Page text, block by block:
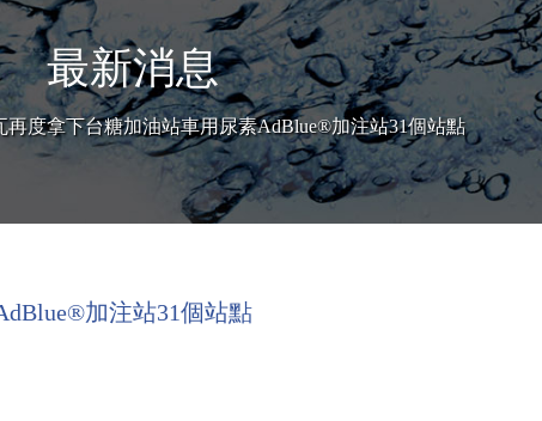
最新消息
再度拿下台糖加油站車用尿素AdBlue®加注站31個站點
加注站31個站點